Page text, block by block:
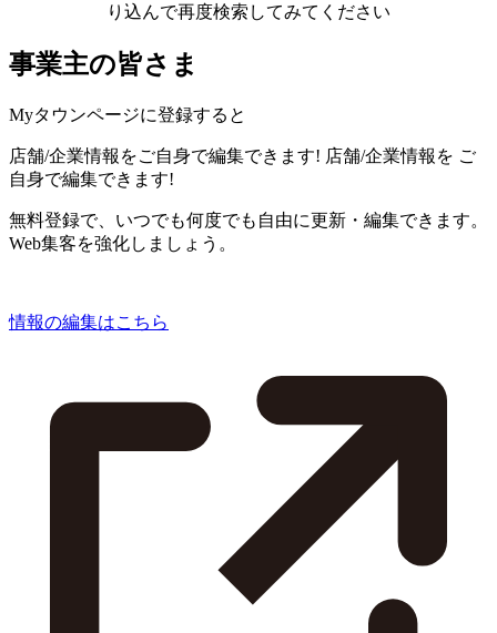
り込んで再度検索してみてください
事業主の皆さま
Myタウンページに登録すると
店舗/企業情報をご自身で編集できます! 店舗/企業情報を ご
自身で編集できます!
無料登録で、いつでも何度でも自由に更新・編集できます。
Web集客を強化しましょう。
情報の編集はこちら